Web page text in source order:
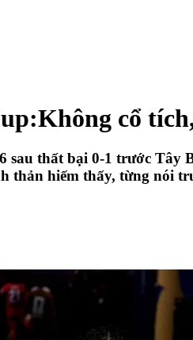
cổ
sau thất bại 0-1 trước
thản hiếm thấy, từng nói